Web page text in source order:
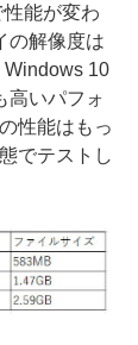
能が変わ
の解像度は
10
高いパフォ
性能はもっ
でテストし